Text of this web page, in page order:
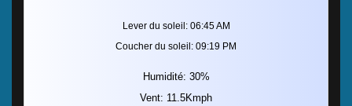
Lever du soleil: 06:45 AM
Coucher du soleil: 09:19 PM
Humidité: 30%
Vent: 11.5Kmph